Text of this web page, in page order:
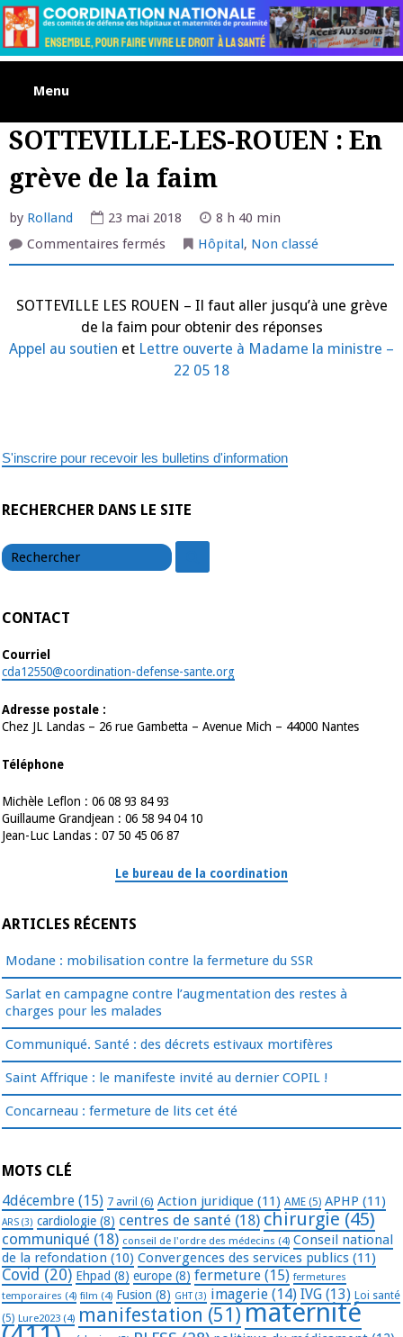
Skip
to
content
Menu
SOTTEVILLE-LES-ROUEN : En
grève de la faim
by Rolland 23 mai 2018
8 h 40 min
Commentaires ferméssur
SOTTEVILLE-
LES-
En
grève
de
la
faim
Hôpital, Non classé
SOTTEVILLE LES ROUEN – Il faut aller jusqu’à une grève
de la faim pour obtenir des réponses
Appel au soutien et Lettre ouverte à Madame la ministre –
22 05 18
S'inscrire pour recevoir les bulletins d'information
RECHERCHER DANS LE SITE
CONTACT
Courriel
cda12550@coordination-defense-sante.org
Adresse postale :
Chez JL Landas – 26 rue Gambetta – Avenue Mich – 44000 Nantes
Téléphone
Michèle Leflon : 06 08 93 84 93
Guillaume Grandjean : 06 58 94 04 10
Jean-Luc Landas : 07 50 45 06 87
Le bureau de la coordination
ARTICLES RÉCENTS
Modane : mobilisation contre la fermeture du SSR
Sarlat en campagne contre l’augmentation des restes à
charges pour les malades
Communiqué. Santé : des décrets estivaux mortifères
Saint Affrique : le manifeste invité au dernier COPIL !
Concarneau : fermeture de lits cet été
MOTS CLÉ
4décembre (15) 7 avril (6) Action juridique (11) AME (5) APHP (11)
ARS (3) cardiologie (8) centres de santé (18) chirurgie (45)
communiqué (18) conseil de l'ordre des médecins (4) Conseil national
de la refondation (10) Convergences des services publics (11)
Covid (20) Ehpad (8) europe (8) fermeture (15) fermetures
temporaires (4) film (4) Fusion (8) GHT(3) imagerie (14) IVG (13) Loi santé
(5) Lure2023 (4) manifestation (51) maternité